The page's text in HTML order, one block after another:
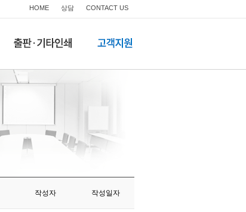
HOME 상담 CONTACT US
작성자 작성일자